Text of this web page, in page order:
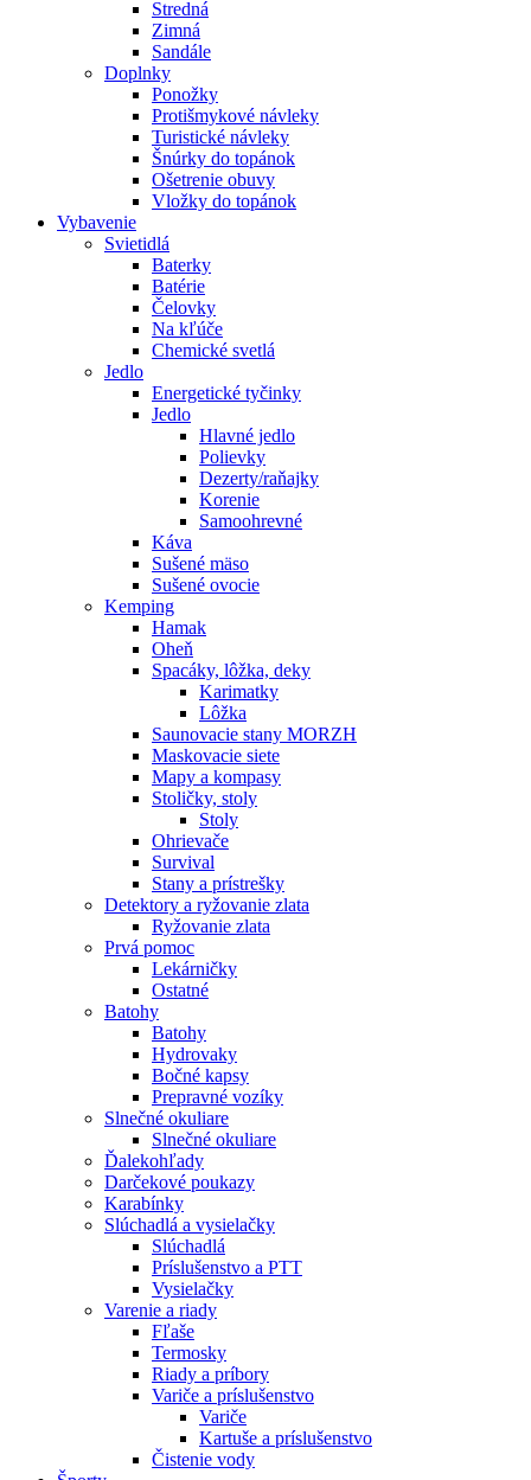
Stredná
Zimná
Sandále
Doplnky
Ponožky
Protišmykové návleky
Turistické návleky
Šnúrky do topánok
Ošetrenie obuvy
Vložky do topánok
Vybavenie
Svietidlá
Baterky
Batérie
Čelovky
Na kľúče
Chemické svetlá
Jedlo
Energetické tyčinky
Jedlo
Hlavné jedlo
Polievky
Dezerty/raňajky
Korenie
Samoohrevné
Káva
Sušené mäso
Sušené ovocie
Kemping
Hamak
Oheň
Spacáky, lôžka, deky
Karimatky
Lôžka
Saunovacie stany MORZH
Maskovacie siete
Mapy a kompasy
Stoličky, stoly
Stoly
Ohrievače
Survival
Stany a prístrešky
Detektory a ryžovanie zlata
Ryžovanie zlata
Prvá pomoc
Lekárničky
Ostatné
Batohy
Batohy
Hydrovaky
Bočné kapsy
Prepravné vozíky
Slnečné okuliare
Slnečné okuliare
Ďalekohľady
Darčekové poukazy
Karabínky
Slúchadlá a vysielačky
Slúchadlá
Príslušenstvo a PTT
Vysielačky
Varenie a riady
Fľaše
Termosky
Riady a príbory
Variče a príslušenstvo
Variče
Kartuše a príslušenstvo
Čistenie vody